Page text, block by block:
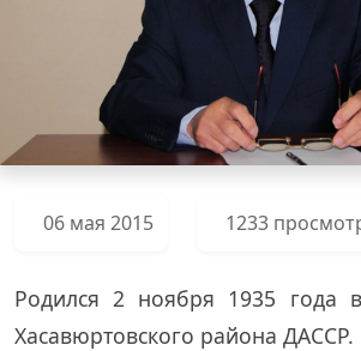
06 мая 2015 1233
Родился 2 ноября 1935 года
Хасавюртовского района